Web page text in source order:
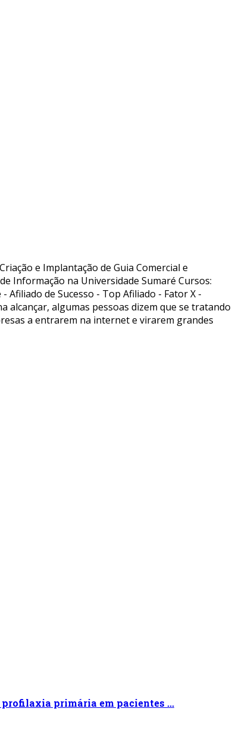
e Implantação de Guia Comercial e
Informação na Universidade Sumaré Cursos:
Afiliado de Sucesso - Top Afiliado - Fator X -
algumas pessoas dizem que se tratando
a entrarem na internet e virarem grandes
profilaxia primária em pacientes ...